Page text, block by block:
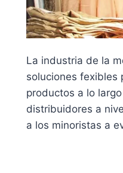
La industria de la
soluciones fexibles
productos a lo
distribuidores a
a los minoristas a